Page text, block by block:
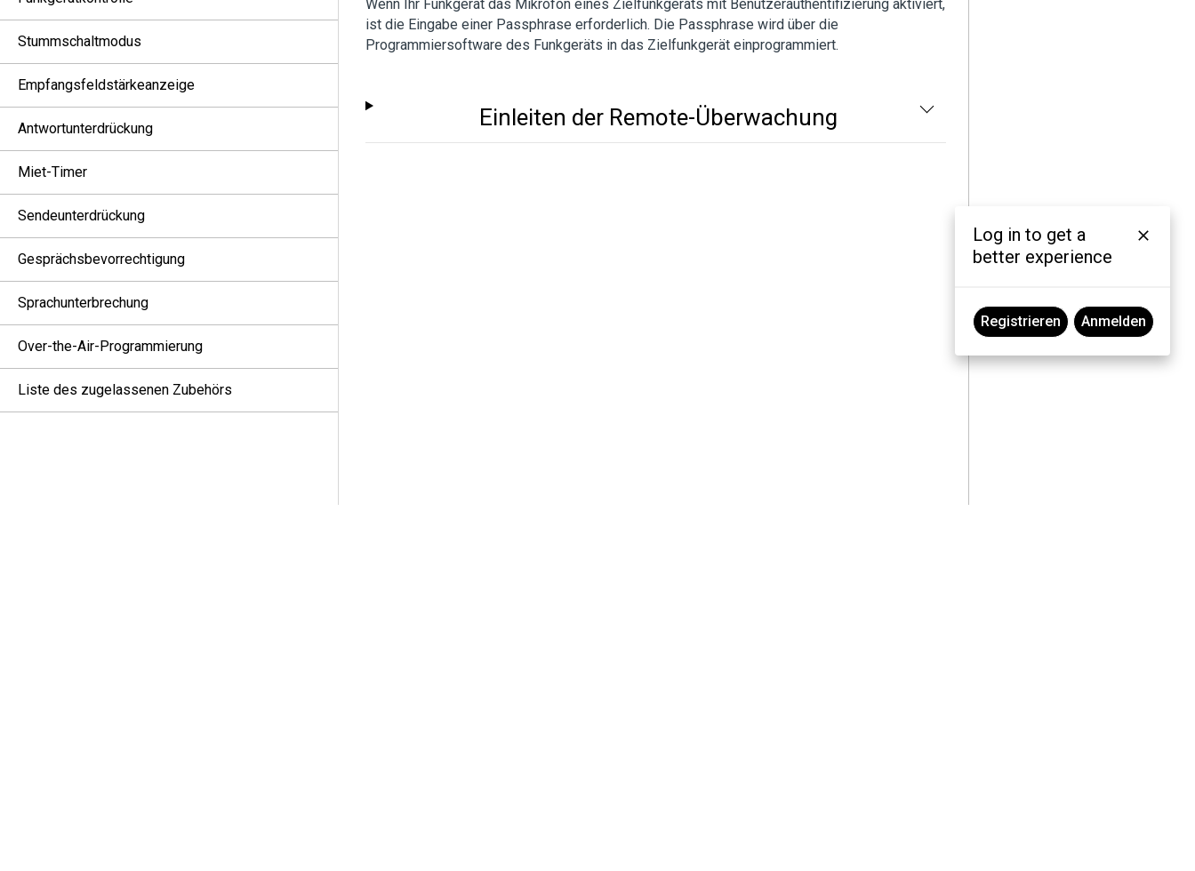
Stummschaltmodus
Empfangsfeldstärkeanzeige
Antwortunterdrückung
Miet-Timer
Sendeunterdrückung
Gesprächsbevorrechtigung
Sprachunterbrechung
Over-the-Air-Programmierung
Liste des zugelassenen Zubehörs
Wenn Ihr Funkgerät das Mikrofon eines Zielfunkgeräts mit Benutzerauthentifizierung aktiviert,
ist die Eingabe einer Passphrase erforderlich. Die Passphrase wird über die
Programmiersoftware des Funkgeräts in das Zielfunkgerät einprogrammiert.
Einleiten der Remote-Überwachung
Log in to get a
better experience
Registrieren Anmelden